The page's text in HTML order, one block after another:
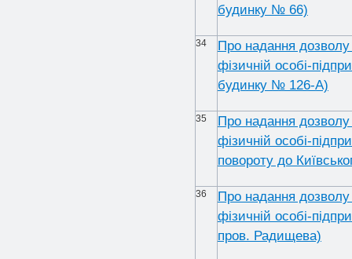
будинку № 66)
34
Про надання дозволу
фізичній особі-
будинку № 126-А)
35
Про надання дозволу
фізичній особі-
повороту до
36
Про надання дозволу
фізичній особі-
пров. Радищева)